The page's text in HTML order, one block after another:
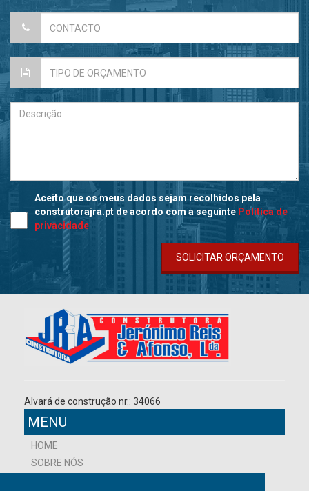
Aceito que os meus dados sejam recolhidos pela
construtorajra.pt de acordo com a seguinte Política de
privacidade
SOLICITAR ORÇAMENTO
Alvará de construção nr.: 34066
MENU
HOME
SOBRE NÓS